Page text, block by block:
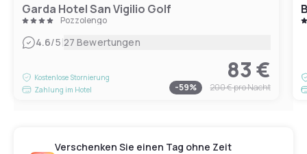
Garda Hotel San Vigilio Golf
Pozzolengo
4.6/5|27 Bewertungen
Kostenlose Stornierung
Zahlung im Hotel
83 €
-59% 200 €pro Nacht
Verschenken Sie einen Tag ohne Zeit